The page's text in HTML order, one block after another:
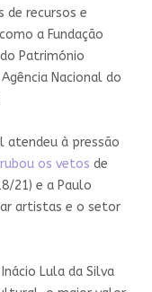
de recursos e
a Fundação
Património
Nacional do
atendeu à pressão
os vetos de
21) e a Paulo
artistas e o setor
Lula da Silva